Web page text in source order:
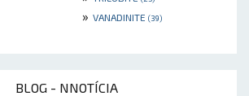
» VANADINITE (39)
BLOG - NNOTÍCIA